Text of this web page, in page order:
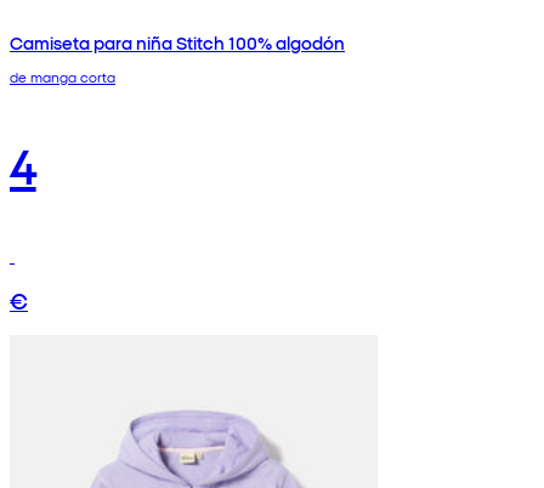
Camiseta para niña Stitch 100% algodón
de manga corta
4
€